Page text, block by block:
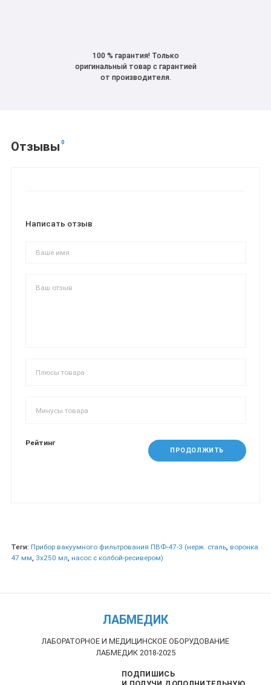
100 % гарантия! Только
оригинальный товар с гарантией
от производителя.
Отзывы 0
Написать отзыв
Рейтинг
ПРОДОЛЖИТЬ
Теги: Прибор вакуумного фильтрования ПВФ-47-3 (нерж. сталь, воронка
47 мм, 3х250 мл, насос с колбой-ресивером)
ЛАБМЕДИК
ЛАБОРАТОРНОЕ И МЕДИЦИНСКОЕ ОБОРУДОВАНИЕ
ЛАБМЕДИК 2018-2025
ПОДПИШИСЬ